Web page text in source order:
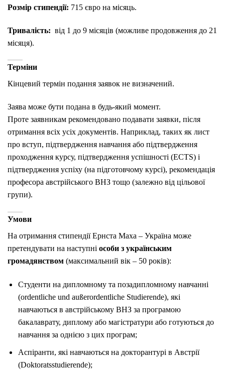
Розмір стипендії: 715 євро на місяць.
Тривалість: від 1 до 9 місяців (можливе продовження до 21
місяця).
Терміни
Кінцевий термін подання заявок не визначений.
Заява може бути подана в будь-який момент.
Проте заявникам рекомендовано подавати заявки, після
отримання всіх усіх документів. Наприклад, таких як лист
про вступ, підтвердження навчання або підтвердження
проходження курсу, підтвердження успішності (ECTS) і
підтвердження успіху (на підготовчому курсі), рекомендація
професора австрійського ВНЗ тощо (залежно від цільової
групи).
Умови
На отримання стипендії Ернста Маха – Україна може
претендувати на наступні особи з українським
громадянством (максимальний вік – 50 років):
Студенти на дипломному та позадипломному навчанні
(ordentliche und außerordentliche Studierende), які
навчаються в австрійському ВНЗ за програмою
бакалаврату, диплому або магістратури або готуються до
навчання за однією з цих програм;
Аспіранти, які навчаються на докторантурі в Австрії
(Doktoratsstudierende);